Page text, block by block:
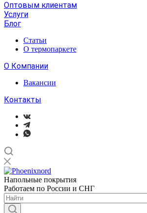
Оптовым клиентам
Услуги
Блог
Статьи
О термопаркете
О Компании
Вакансии
Контакты
Напольные покрытия
Работаем по России и СНГ